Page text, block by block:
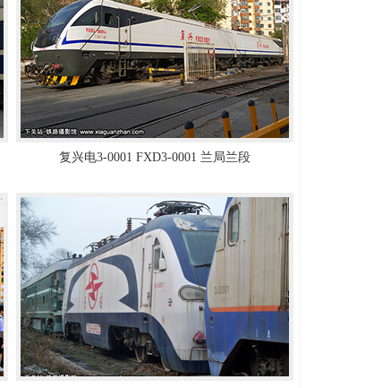
复兴电3-0001 FXD3-0001 兰局兰段